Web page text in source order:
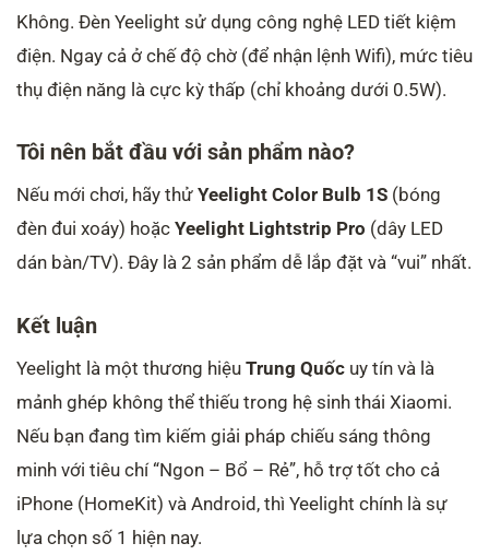
Không. Đèn Yeelight sử dụng công nghệ LED tiết kiệm
điện. Ngay cả ở chế độ chờ (để nhận lệnh Wifi), mức tiêu
thụ điện năng là cực kỳ thấp (chỉ khoảng dưới 0.5W).
Tôi nên bắt đầu với sản phẩm nào?
Nếu mới chơi, hãy thử Yeelight Color Bulb 1S (bóng
đèn đui xoáy) hoặc Yeelight Lightstrip Pro (dây LED
dán bàn/TV). Đây là 2 sản phẩm dễ lắp đặt và “vui” nhất.
Kết luận
Yeelight là một thương hiệu Trung Quốc uy tín và là
mảnh ghép không thể thiếu trong hệ sinh thái Xiaomi.
Nếu bạn đang tìm kiếm giải pháp chiếu sáng thông
minh với tiêu chí “Ngon – Bổ – Rẻ”, hỗ trợ tốt cho cả
iPhone (HomeKit) và Android, thì Yeelight chính là sự
lựa chọn số 1 hiện nay.